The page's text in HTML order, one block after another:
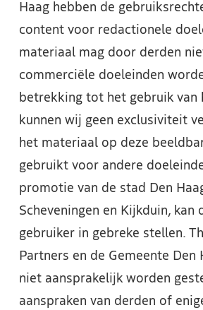
Haag hebben de
content voor redactionele
materiaal mag door derden
commerciële doeleinden
betrekking tot het gebruik van
kunnen wij geen exclusiviteit
het materiaal op deze
gebruikt voor andere
promotie van de stad Den
Scheveningen en Kijkduin, kan
gebruiker in gebreke stellen.
Partners en de Gemeente Den
niet aansprakelijk worden
aanspraken van derden of